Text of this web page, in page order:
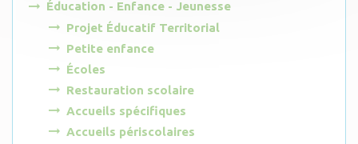
Éducation - Enfance - Jeunesse
Projet Éducatif Territorial
Petite enfance
Écoles
Restauration scolaire
Accueils spécifiques
Accueils périscolaires